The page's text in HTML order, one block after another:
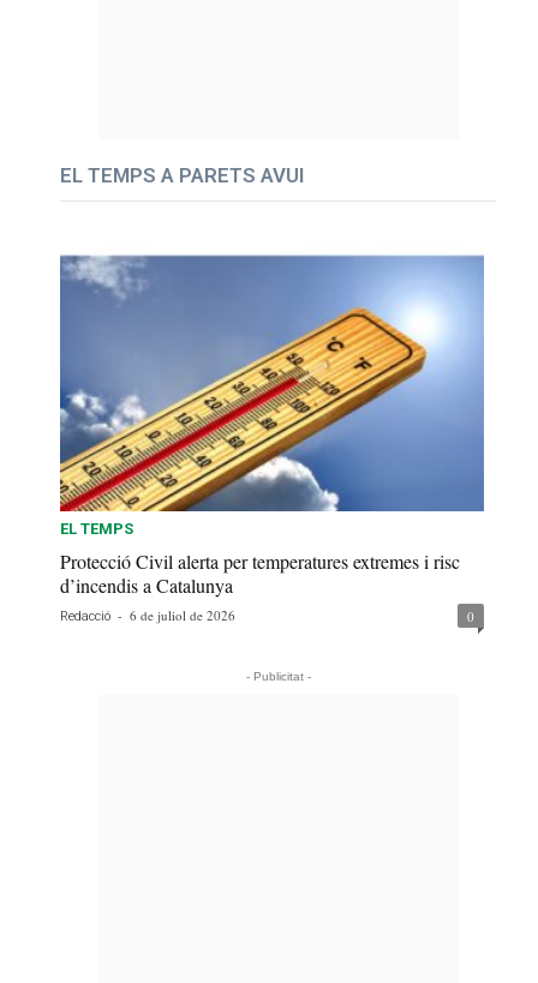
EL TEMPS A PARETS AVUI
EL TEMPS
Protecció Civil alerta per temperatures extremes i risc
d’incendis a Catalunya
Redacció - 6 de juliol de 2026 0
- Publicitat -